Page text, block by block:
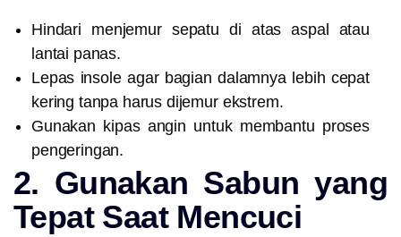
Hindari menjemur sepatu di atas aspal atau
lantai panas.
Lepas insole agar bagian dalamnya lebih cepat
kering tanpa harus dijemur ekstrem.
Gunakan kipas angin untuk membantu proses
pengeringan.
2. Gunakan Sabun yang
Tepat Saat Mencuci